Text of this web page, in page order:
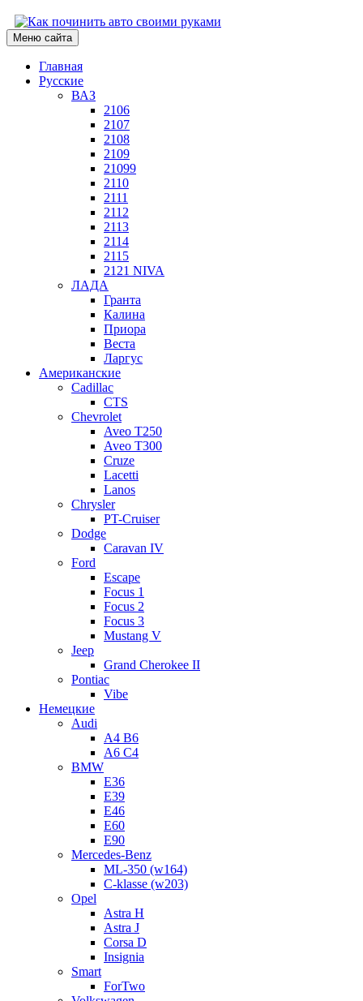
Меню сайта
Главная
Русские
ВАЗ
2106
2107
2108
2109
21099
2110
2111
2112
2113
2114
2115
2121 NIVA
ЛАДА
Гранта
Калина
Приора
Веста
Ларгус
Американские
Cadillac
CTS
Chevrolet
Aveo Т250
Aveo T300
Cruze
Lacetti
Lanos
Chrysler
PT-Cruiser
Dodge
Caravan IV
Ford
Escape
Focus 1
Focus 2
Focus 3
Mustang V
Jeep
Grand Cherokee II
Pontiac
Vibe
Немецкие
Audi
A4 B6
A6 C4
BMW
E36
E39
E46
E60
E90
Mercedes-Benz
ML-350 (w164)
C-klasse (w203)
Opel
Astra H
Astra J
Corsa D
Insignia
Smart
ForTwo